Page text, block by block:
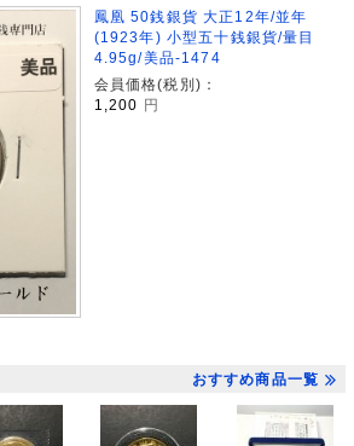
鳳凰 50銭銀貨 大正12年/並年
(1923年) 小型五十銭銀貨/量目
4.95g/美品-1474
会員価格(税別)：
1,200 円
おすすめ商品一覧